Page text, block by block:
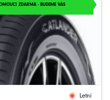
ZDARMA - BUDEME VÁS
Letní